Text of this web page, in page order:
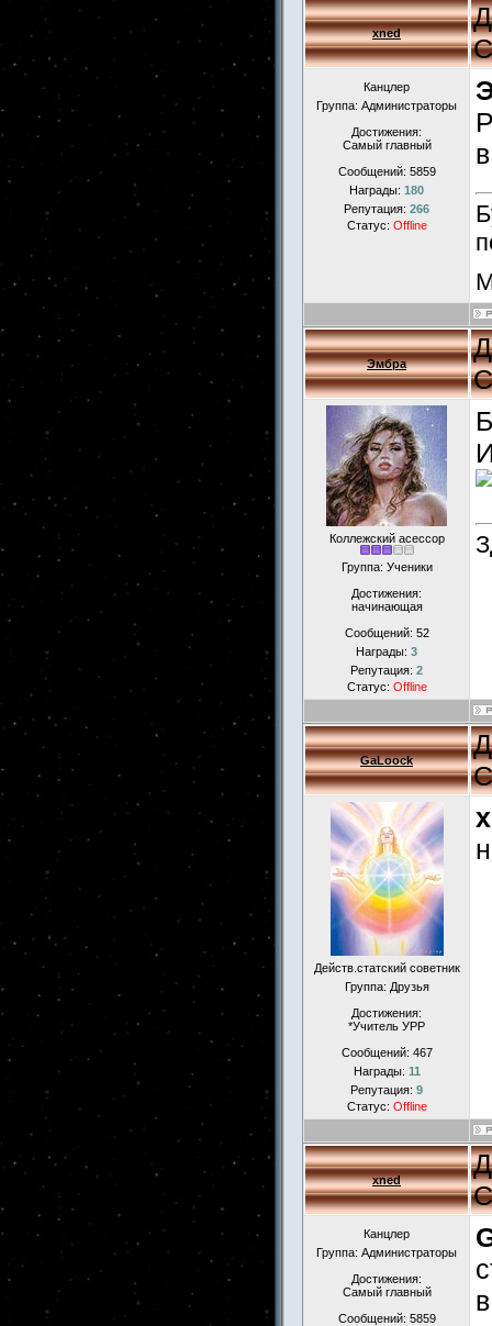
xned
Канцлер
Группа: Администраторы
Достижения:
Самый главный
Сообщений: 5859
Награды: 180
Репутация: 266
Статус: Offline
Эмбра
Коллежский асессор
Группа: Ученики
Достижения:
начинающая
Сообщений: 52
Награды: 3
Репутация: 2
Статус: Offline
GaLoock
Действ.статский советник
Группа: Друзья
Достижения:
*Учитель УРР
Сообщений: 467
Награды: 11
Репутация: 9
Статус: Offline
xned
Канцлер
Группа: Администраторы
Достижения:
Самый главный
Сообщений: 5859